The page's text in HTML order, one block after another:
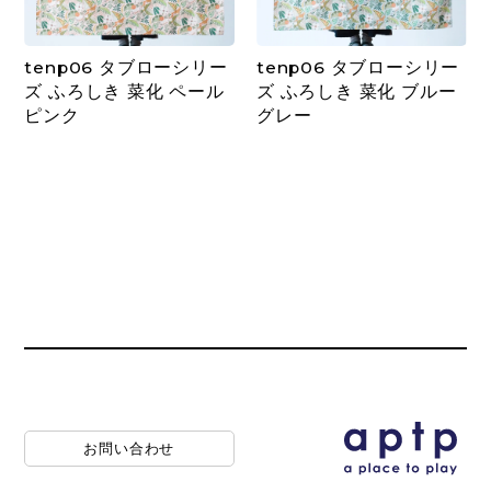
tenp06 タブローシリー
ズ ふろしき 菜化 ペール
ピンク
tenp06 タブローシリー
ズ ふろしき 菜化 ブルー
グレー
お問い合わせ